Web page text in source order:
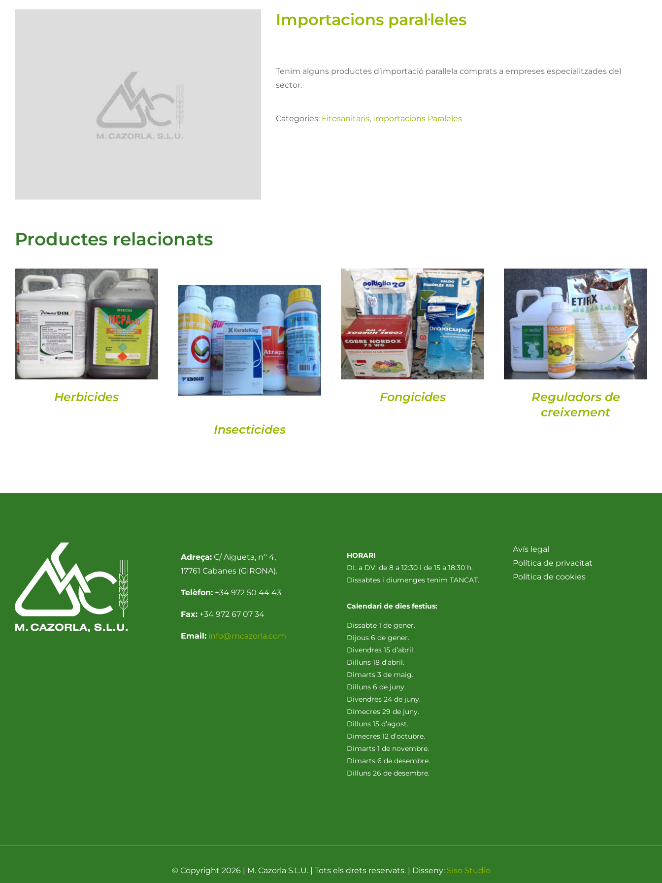
Importacions paral·leles
Tenim alguns productes d’importació parallela comprats a empreses especialitzades del
sector.
Categories: Fitosanitaris, Importacions Paraleles
Productes relacionats
DETALLS
Herbicides
DETALLS
Insecticides
DETALLS
Fongicides
DETALLS
Reguladors de
creixement
Adreça:C/ Aigueta, nº 4,
17761 Cabanes (GIRONA).
Telèfon:+34 972 50 44 43
Fax:+34 972 67 07 34
Email: info@mcazorla.com
HORARI
DL a DV: de 8 a 12:30 i de 15 a 18:30 h.
Dissabtes i diumenges tenim TANCAT.
Calendari de dies festius:
Dissabte 1 de gener.
Dijous 6 de gener.
Divendres 15 d’abril.
Dilluns 18 d’abril.
Dimarts 3 de maig.
Dilluns 6 de juny.
Divendres 24 de juny.
Dimecres 29 de juny.
Dilluns 15 d’agost.
Dimecres 12 d’octubre.
Dimarts 1 de novembre.
Dimarts 6 de desembre.
Dilluns 26 de desembre.
Avís legal
Política de privacitat
Política de cookies
© Copyright 2026 | M. Cazorla S.L.U. | Tots els drets reservats. | Disseny: Siso Studio